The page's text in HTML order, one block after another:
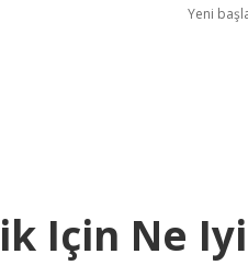
Yeni
Için Ne